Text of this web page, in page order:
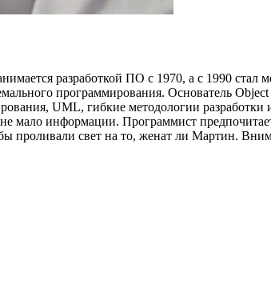
разработкой ПО с 1970, а с 1990 стал
программирования. Основатель
UML, гибкие методологии
информации. Программист
свет на то, женат ли Мартин.